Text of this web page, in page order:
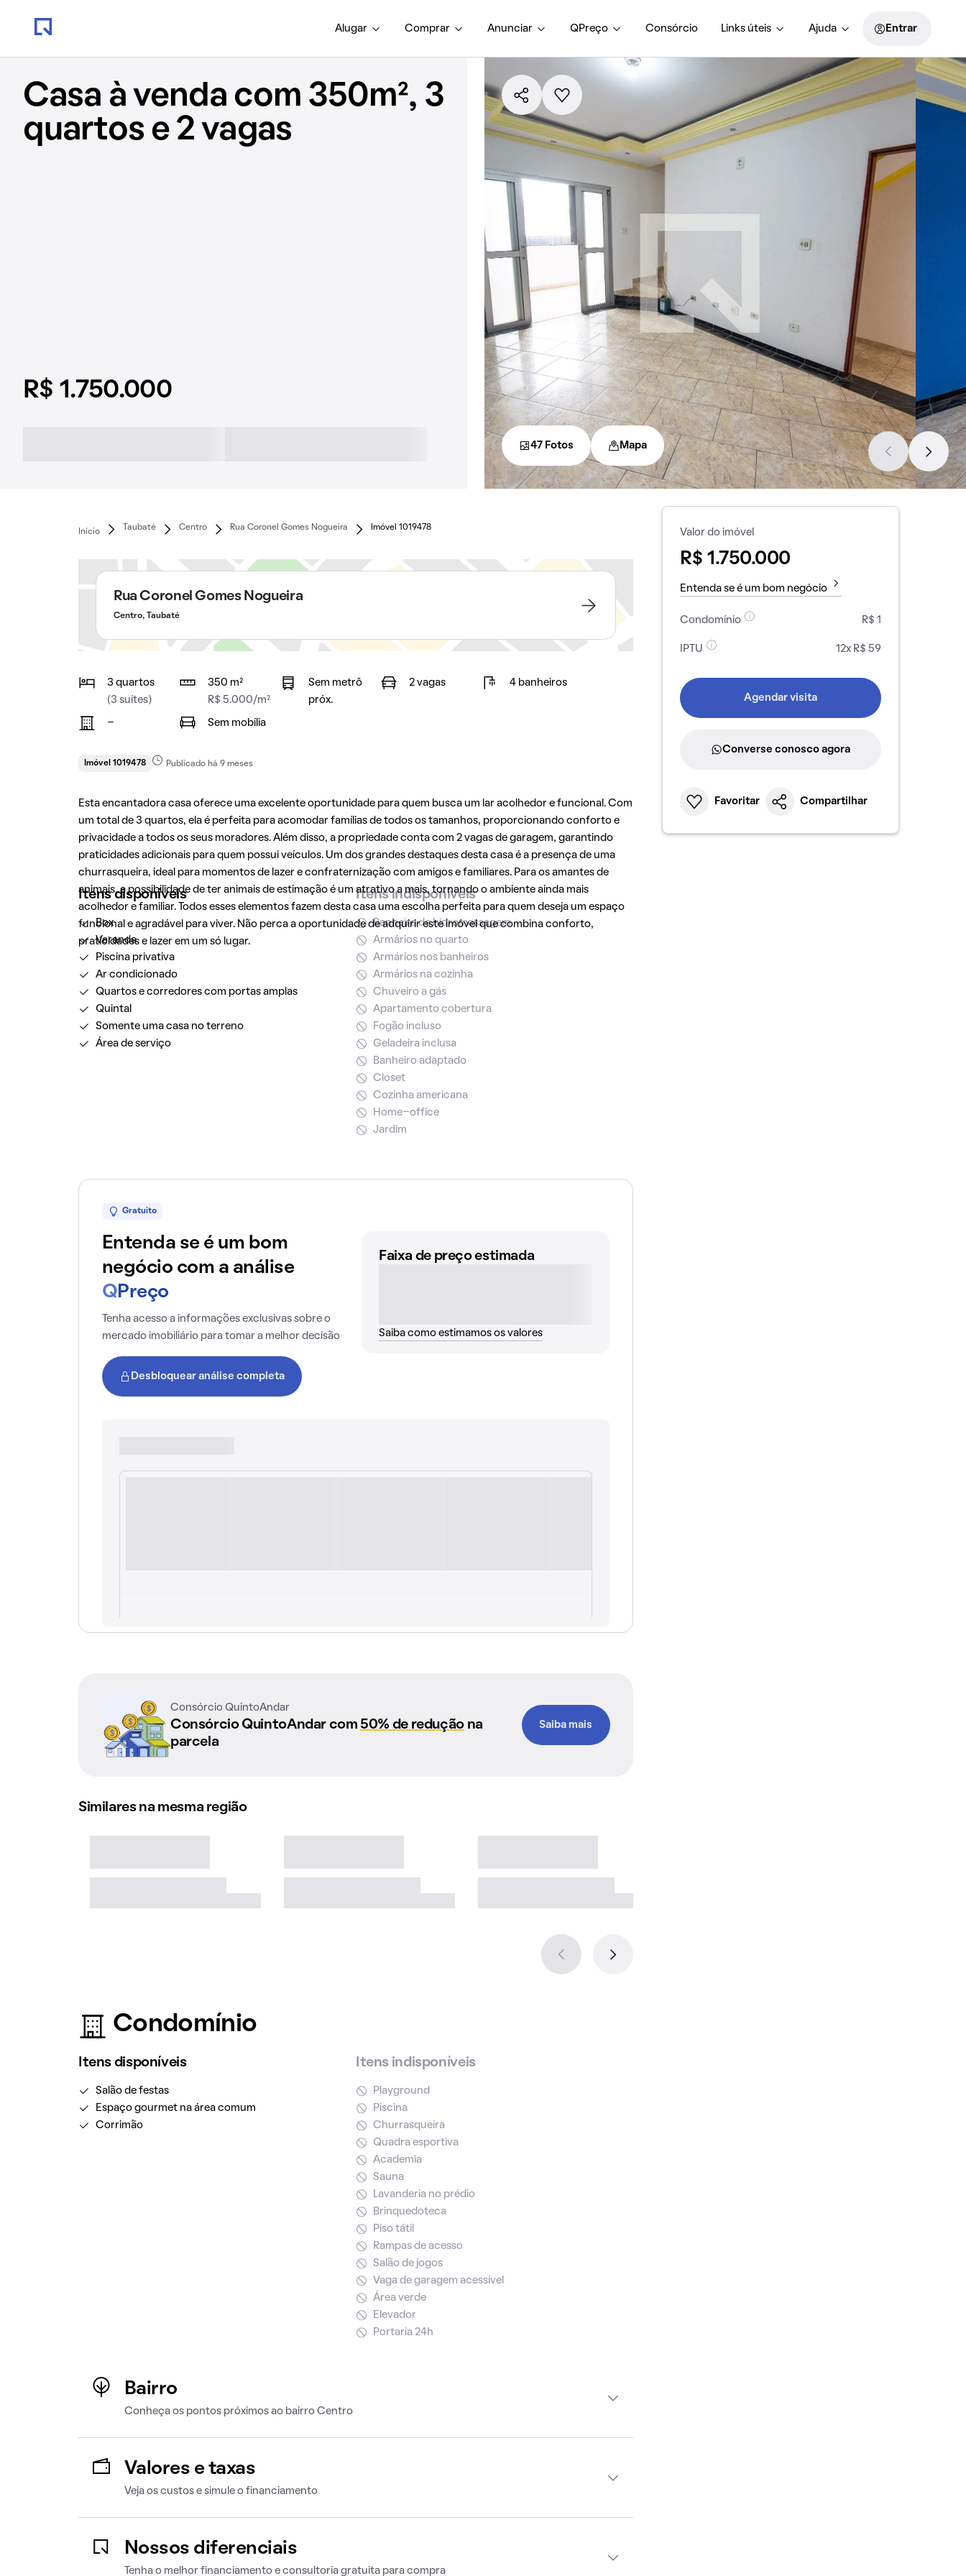
Alugar Comprar Anunciar QPreço Consórcio Links úteis Ajuda Entrar
Casa à venda com 350m², 3
quartos e 2 vagas
R$ 1.750.000
47 Fotos Mapa
Início
Taubaté Centro Rua Coronel Gomes Nogueira Imóvel 1019478
Rua Coronel Gomes Nogueira
Centro, Taubaté
3 quartos
(3 suítes)
350 m²
R$ 5.000/m²
Sem metrô
próx.
2 vagas 4 banheiros
- Sem mobília
Imóvel 1019478 Publicado há 9 meses
Esta encantadora casa oferece uma excelente oportunidade para quem busca um lar acolhedor e funcional. Com
um total de 3 quartos, ela é perfeita para acomodar famílias de todos os tamanhos, proporcionando conforto e
privacidade a todos os seus moradores. Além disso, a propriedade conta com 2 vagas de garagem, garantindo
praticidades adicionais para quem possui veículos. Um dos grandes destaques desta casa é a presença de uma
churrasqueira, ideal para momentos de lazer e confraternização com amigos e familiares. Para os amantes de
animais, a possibilidade de ter animais de estimação é um atrativo a mais, tornando o ambiente ainda mais
acolhedor e familiar. Todos esses elementos fazem desta casa uma escolha perfeita para quem deseja um espaço
funcional e agradável para viver. Não perca a oportunidade de adquirir este imóvel que combina conforto,
praticidades e lazer em um só lugar.
Itens disponíveis
Box
Varanda
Piscina privativa
Ar condicionado
Quartos e corredores com portas amplas
Quintal
Somente uma casa no terreno
Área de serviço
Itens indisponíveis
Banheira de hidromassagem
Armários no quarto
Armários nos banheiros
Armários na cozinha
Chuveiro a gás
Apartamento cobertura
Fogão incluso
Geladeira inclusa
Banheiro adaptado
Closet
Cozinha americana
Home-office
Jardim
Gratuito
Entenda se é um bom
negócio com a análise
Q Preço
Tenha acesso a informações exclusivas sobre o
mercado imobiliário para tomar a melhor decisão
Desbloquear análise completa
Faixa de preço estimada
Saiba como estimamos os valores
Consórcio QuintoAndar
Consórcio QuintoAndar com 50% de reduçãona
parcela
Saiba mais
Similares na mesma região
Condomínio
Itens disponíveis
Salão de festas
Espaço gourmet na área comum
Corrimão
Itens indisponíveis
Playground
Piscina
Churrasqueira
Quadra esportiva
Academia
Sauna
Lavanderia no prédio
Brinquedoteca
Piso tátil
Rampas de acesso
Salão de jogos
Vaga de garagem acessível
Área verde
Elevador
Portaria 24h
Bairro
Conheça os pontos próximos ao bairro Centro
Valores e taxas
Veja os custos e simule o financiamento
Nossos diferenciais
Tenha o melhor financiamento e consultoria gratuita para compra
Valor do imóvel
R$ 1.750.000
Entenda se é um bom negócio
Condomínio R$ 1
IPTU 12x R$ 59
Agendar visita
Converse conosco agora
Favoritar Compartilhar